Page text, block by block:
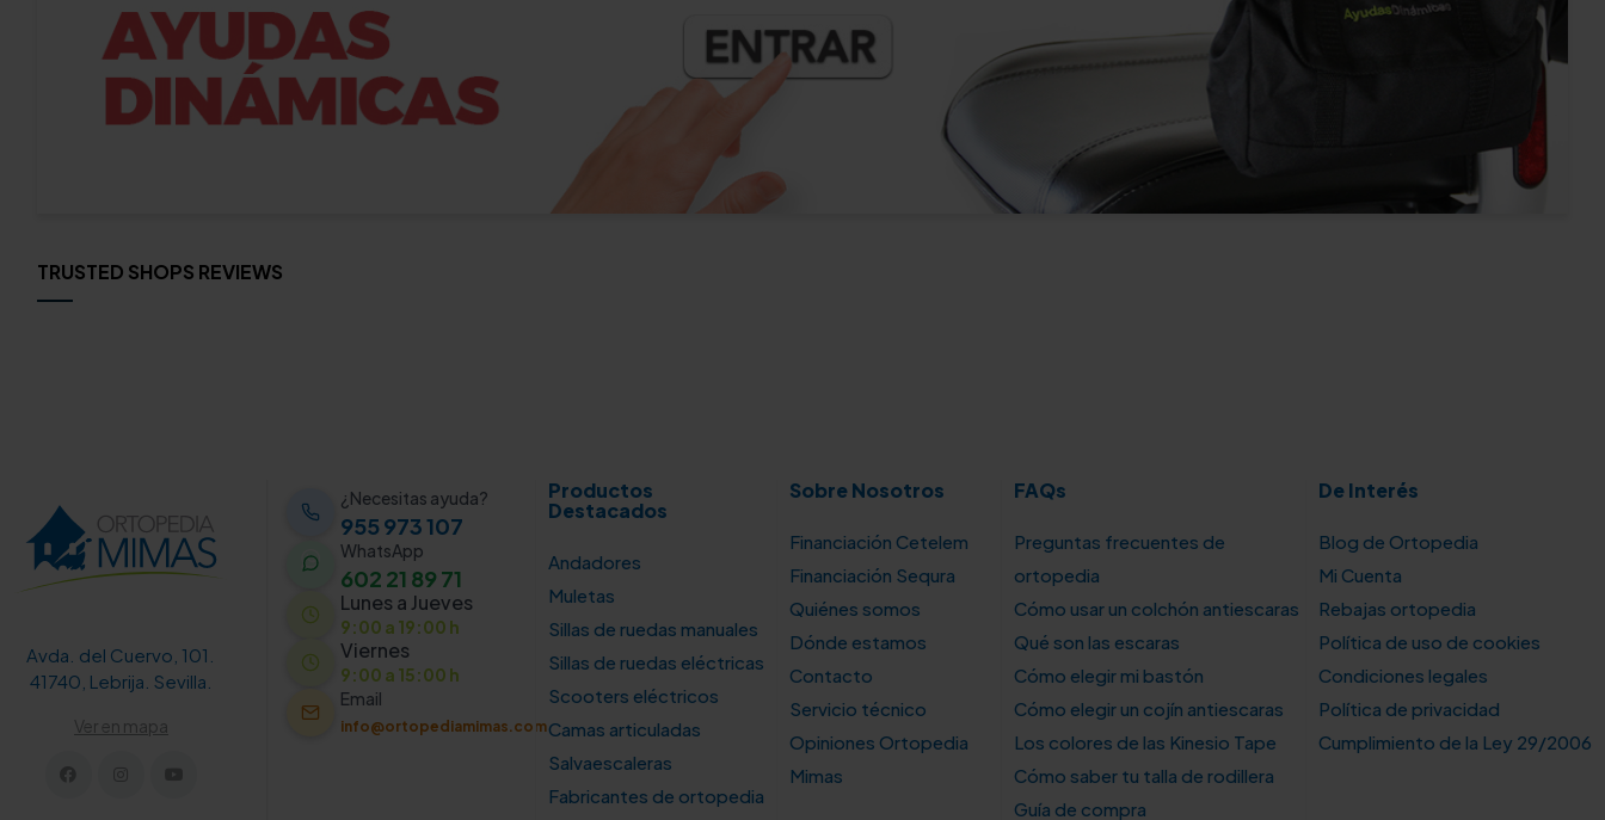
TRUSTED SHOPS REVIEWS
Avda. del Cuervo, 101.
41740, Lebrija. Sevilla.
Ver en mapa
¿Necesitas ayuda?
955 973 107
WhatsApp
602 21 89 71
Lunes a Jueves
9:00 a 19:00 h
Viernes
9:00 a 15:00 h
Email
info@ortopediamimas.com
Productos
Destacados
Andadores
Muletas
Sillas de ruedas manuales
Sillas de ruedas eléctricas
Scooters eléctricos
Camas articuladas
Salvaescaleras
Fabricantes de ortopedia
Sobre Nosotros
Financiación Cetelem
Financiación Sequra
Quiénes somos
Dónde estamos
Contacto
Servicio técnico
Opiniones Ortopedia
Mimas
FAQs
Preguntas frecuentes de
ortopedia
Cómo usar un colchón antiescaras
Qué son las escaras
Cómo elegir mi bastón
Cómo elegir un cojín antiescaras
Los colores de las Kinesio Tape
Cómo saber tu talla de rodillera
Guía de compra
De Interés
Blog de Ortopedia
Mi Cuenta
Rebajas ortopedia
Política de uso de cookies
Condiciones legales
Política de privacidad
Cumplimiento de la Ley 29/2006